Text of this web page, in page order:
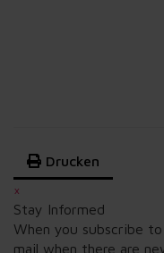
Drucken
×
Stay Informed
When you subscribe
mail when there are